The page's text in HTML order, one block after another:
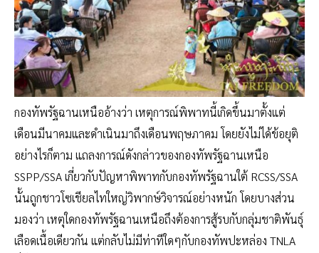
กองทัพรัฐฉานเหนืออ้างว่า เหตุการณ์พิพาทนี้เกิดขึ้นมาตั้งแต่
เดือนมีนาคมและดำเนินมาถึงเดือนพฤษภาคม โดยยังไม่ได้ข้อยุติ
อย่างไรก็ตาม แถลงการณ์ดังกล่าวของกองทัพรัฐฉานเหนือ
SSPP/SSA เกี่ยวกับปัญหาพิพาทกับกองทัพรัฐฉานใต้ RCSS/SSA
นั้นถูกชาวโซเชียลไทใหญ่วิพากษ์วิจารณ์อย่างหนัก โดยบางส่วน
มองว่า เหตุใดกองทัพรัฐฉานเหนือถึงต้องการสู้รบกับกลุ่มชาติพันธุ์
เลือดเนื้อเดียวกัน แต่กลับไม่มีท่าทีใดๆกับกองทัพปะหล่อง TNLA